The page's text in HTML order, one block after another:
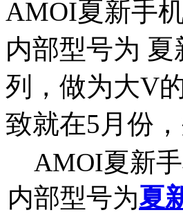
AMOI夏新手
内部型号为
列，做为大V
致就在5月份
AMOI夏新
内部型号为夏